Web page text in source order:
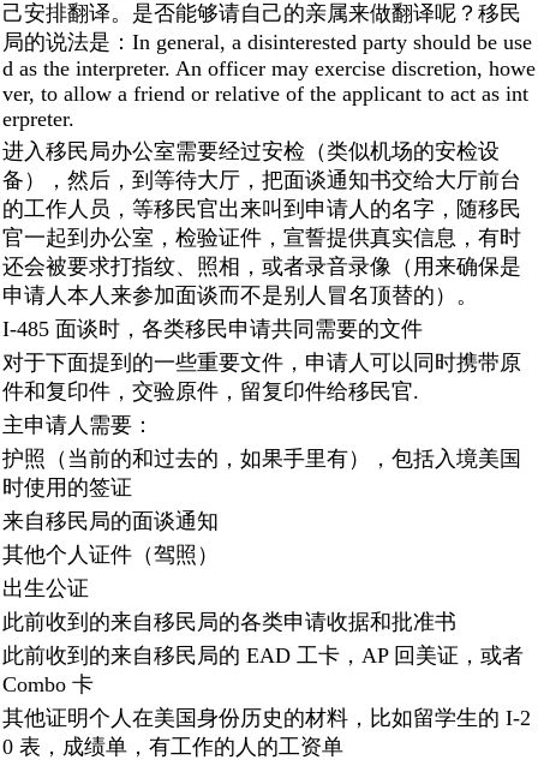
己安排翻译。是否能够请自己的亲属来做翻译呢？移民
局的说法是：In general, a disinterested party should be use
d as the interpreter. An officer may exercise discretion, howe
ver, to allow a friend or relative of the applicant to act as int
erpreter.
进入移民局办公室需要经过安检（类似机场的安检设
备），然后，到等待大厅，把面谈通知书交给大厅前台
的工作人员，等移民官出来叫到申请人的名字，随移民
官一起到办公室，检验证件，宣誓提供真实信息，有时
还会被要求打指纹、照相，或者录音录像（用来确保是
申请人本人来参加面谈而不是别人冒名顶替的）。
I-485 面谈时，各类移民申请共同需要的文件
对于下面提到的一些重要文件，申请人可以同时携带原
件和复印件，交验原件，留复印件给移民官.
主申请人需要：
护照（当前的和过去的，如果手里有），包括入境美国
时使用的签证
来自移民局的面谈通知
其他个人证件（驾照）
出生公证
此前收到的来自移民局的各类申请收据和批准书
此前收到的来自移民局的 EAD 工卡，AP 回美证，或者
Combo 卡
其他证明个人在美国身份历史的材料，比如留学生的 I-2
0 表，成绩单，有工作的人的工资单